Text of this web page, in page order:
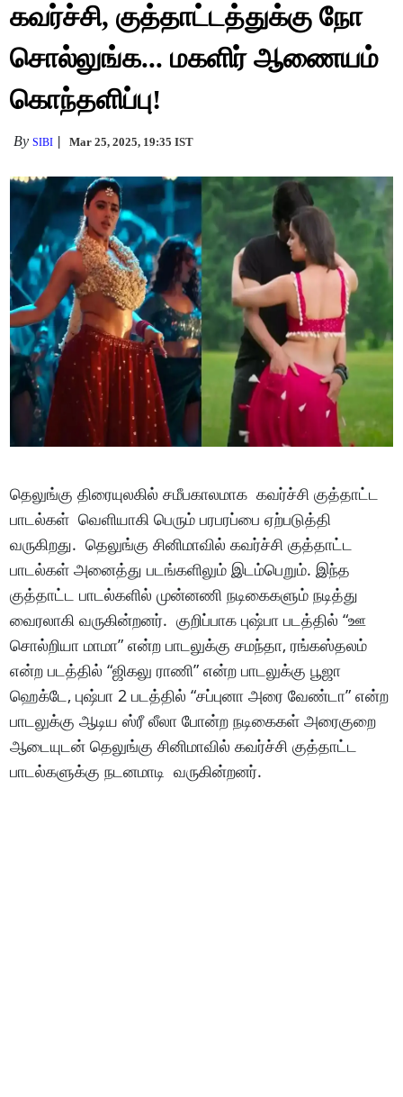
கவர்ச்சி, குத்தாட்டத்துக்கு நோ
சொல்லுங்க... மகளிர் ஆணையம்
கொந்தளிப்பு!
BySIBI Mar 25, 2025, 19:35 IST
தெலுங்கு திரையுலகில் சமீபகாலமாக கவர்ச்சி குத்தாட்ட
பாடல்கள் வெளியாகி பெரும் பரபரப்பை ஏற்படுத்தி
வருகிறது. தெலுங்கு சினிமாவில் கவர்ச்சி குத்தாட்ட
பாடல்கள் அனைத்து படங்களிலும் இடம்பெறும். இந்த
குத்தாட்ட பாடல்களில் முன்னணி நடிகைகளும் நடித்து
வைரலாகி வருகின்றனர். குறிப்பாக புஷ்பா படத்தில் “ஊ
சொல்றியா மாமா” என்ற பாடலுக்கு சமந்தா, ரங்கஸ்தலம்
என்ற படத்தில் “ஜிகலு ராணி” என்ற பாடலுக்கு பூஜா
ஹெக்டே, புஷ்பா 2 படத்தில் “சப்புனா அரை வேண்டா” என்ற
பாடலுக்கு ஆடிய ஸ்ரீ லீலா போன்ற நடிகைகள் அரைகுறை
ஆடையுடன் தெலுங்கு சினிமாவில் கவர்ச்சி குத்தாட்ட
பாடல்களுக்கு நடனமாடி வருகின்றனர்.